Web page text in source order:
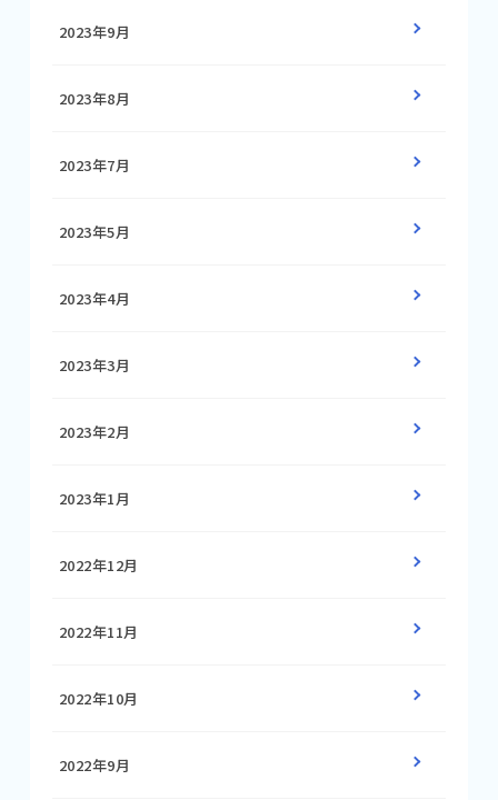
2023年9月
2023年8月
2023年7月
2023年5月
2023年4月
2023年3月
2023年2月
2023年1月
2022年12月
2022年11月
2022年10月
2022年9月